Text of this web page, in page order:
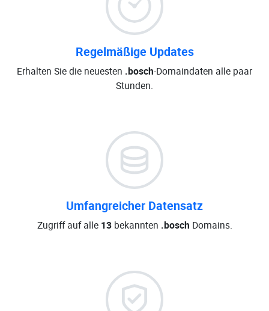
Regelmäßige Updates
Erhalten Sie die neuesten .bosch-Domaindaten alle paar
Stunden.
Umfangreicher Datensatz
Zugriff auf alle 13bekannten .bosch Domains.